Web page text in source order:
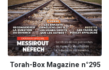
Torah-Box Magazine n°295